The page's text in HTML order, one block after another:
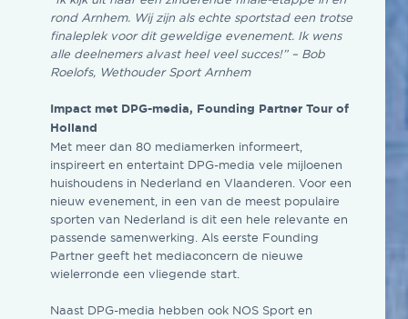
rond Arnhem. Wij zijn als echte sportstad een trotse
finaleplek voor dit geweldige evenement. Ik wens
alle deelnemers alvast heel veel succes!” – Bob
Roelofs, Wethouder Sport Arnhem
Impact met DPG-media, Founding Partner Tour of
Holland
Met meer dan 80 mediamerken informeert,
inspireert en entertaint DPG-media vele mijloenen
huishoudens in Nederland en Vlaanderen. Voor een
nieuw evenement, in een van de meest populaire
sporten van Nederland is dit een hele relevante en
passende samenwerking. Als eerste Founding
Partner geeft het mediaconcern de nieuwe
wielerronde een vliegende start.
Naast DPG-media hebben ook NOS Sport en